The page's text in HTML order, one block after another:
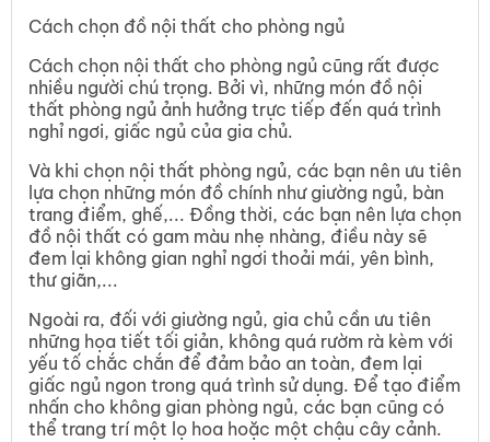
Cách chọn đồ nội thất cho phòng ngủ
Cách chọn nội thất cho phòng ngủ cũng rất được
nhiều người chú trọng. Bởi vì, những món đồ nội
thất phòng ngủ ảnh hưởng trực tiếp đến quá trình
nghỉ ngơi, giấc ngủ của gia chủ.
Và khi chọn nội thất phòng ngủ, các bạn nên ưu tiên
lựa chọn những món đồ chính như giường ngủ, bàn
trang điểm, ghế,... Đồng thời, các bạn nên lựa chọn
đồ nội thất có gam màu nhẹ nhàng, điều này sẽ
đem lại không gian nghỉ ngơi thoải mái, yên bình,
thư giãn,...
Ngoài ra, đối với giường ngủ, gia chủ cần ưu tiên
những họa tiết tối giản, không quá rườm rà kèm với
yếu tố chắc chắn để đảm bảo an toàn, đem lại
giấc ngủ ngon trong quá trình sử dụng. Để tạo điểm
nhấn cho không gian phòng ngủ, các bạn cũng có
thể trang trí một lọ hoa hoặc một chậu cây cảnh.